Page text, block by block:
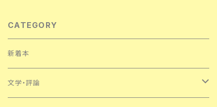
CATEGORY
新着本
文学・評論